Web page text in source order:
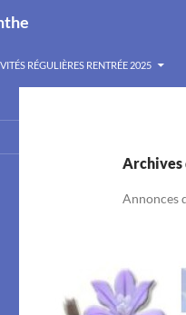
RÉGULIÈRES RENTRÉE 2025
Archives
Annonces